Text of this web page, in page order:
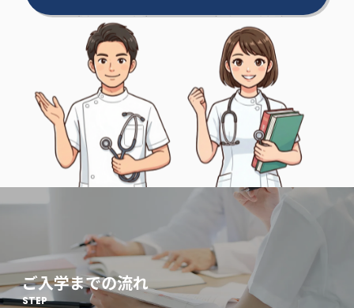
ご入学までの流れ
STEP